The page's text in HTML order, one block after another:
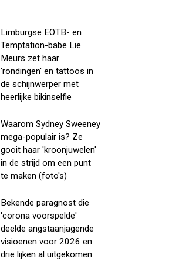
Limburgse EOTB- en
Temptation-babe Lie
Meurs zet haar
'rondingen' en tattoos in
de schijnwerper met
heerlijke bikinselfie
Waarom Sydney Sweeney
mega-populair is? Ze
gooit haar 'kroonjuwelen'
in de strijd om een punt
te maken (foto's)
Bekende paragnost die
'corona voorspelde'
deelde angstaanjagende
visioenen voor 2026 en
drie lijken al uitgekomen